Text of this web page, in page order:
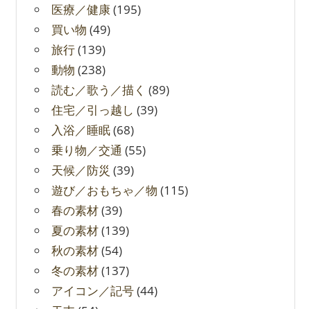
医療／健康(195)
買い物 (49)
旅行(139)
動物 (238)
読む／歌う／描く (89)
住宅／引っ越し (39)
入浴／睡眠(68)
乗り物／交通 (55)
天候／防災 (39)
遊び／おもちゃ／物 (115)
春の素材(39)
夏の素材(139)
秋の素材(54)
冬の素材(137)
アイコン／記号(44)